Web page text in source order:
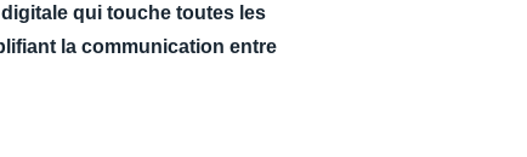
qui touche toutes les
la communication entre